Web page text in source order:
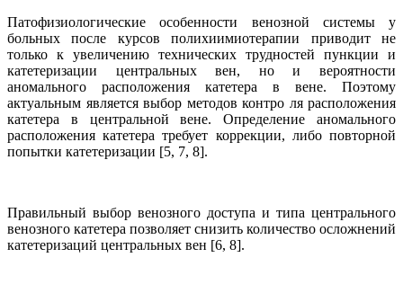
Патофизиологические особенности венозной системы у
больных после курсов полихиимиотерапии приводит не
только к увеличению технических трудностей пункции и
катетеризации центральных вен, но и вероятности
аномального расположения катетера в вене. Поэтому
актуальным является выбор методов контро ля расположения
катетера в центральной вене. Определение аномального
расположения катетера требует коррекции, либо повторной
попытки катетеризации [5, 7, 8].
Правильный выбор венозного доступа и типа центрального
венозного катетера позволяет снизить количество осложнений
катетеризаций центральных вен [6, 8].